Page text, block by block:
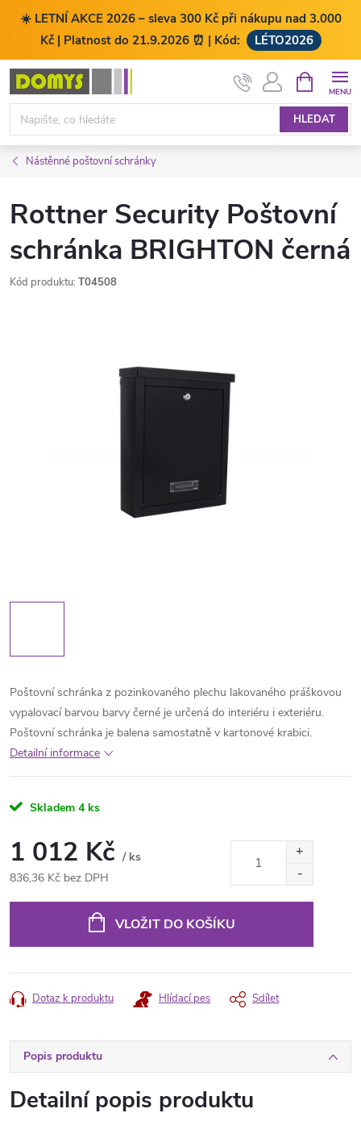
☀️ LETNÍ AKCE 2026 – sleva 300 Kč při nákupu nad 3.000
Kč | Platnost do 21.9.2026 ⏰ | Kód:
LÉTO2026
Přejít
obsah
HLEDAT
NÁKUPNÍ
KOŠÍK
Nástěnné poštovní schránky
Rottner Security Poštovní
schránka BRIGHTON černá
Kód produktu: T04508
Poštovní schránka z pozinkovaného plechu lakovaného práškovou
vypalovací barvou barvy černé je určená do interiéru i exteriéru.
Poštovní schránka je balena samostatně v kartonové krabici.
Detailní informace
Skladem 4 ks
1 012 Kč / ks
836,36 Kč bez DPH
VLOŽIT DO KOŠÍKU
Dotaz k produktu Hlídací pes Sdílet
Popis produktu
Detailní popis produktu